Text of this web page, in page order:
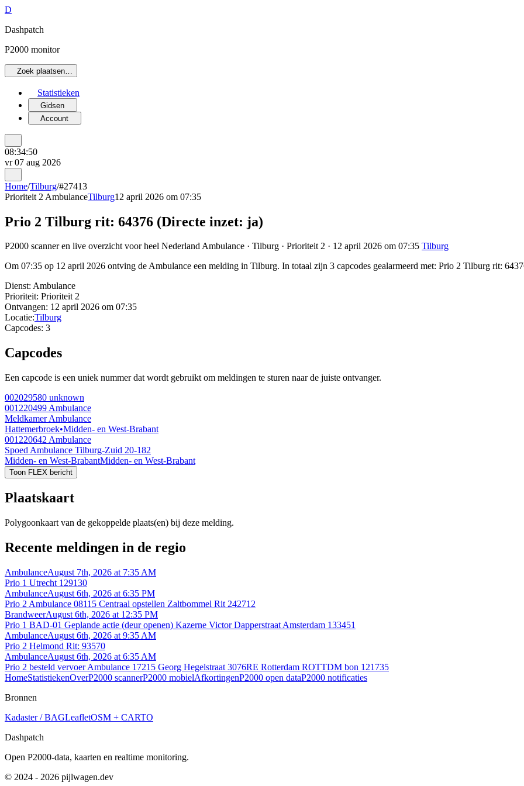
D
Dashpatch
P2000 monitor
Zoek plaatsen…
Statistieken
Gidsen
Account
08:34:50
vr 07 aug 2026
Home/Tilburg/#27413
Prioriteit 2 AmbulanceTilburg12 april 2026 om 07:35
Prio 2 Tilburg rit: 64376 (Directe inzet: ja)
P2000 scanner en live overzicht voor heel Nederland Ambulance · Tilburg · Prioriteit 2 · 12 april 2026 om 07:35 Tilburg
Om 07:35 op 12 april 2026 ontving de Ambulance een melding in Tilburg. In totaal zijn 3 capcodes gealarmeerd met: Prio 2 Tilburg rit:
Dienst: Ambulance
Prioriteit: Prioriteit 2
Ontvangen: 12 april 2026 om 07:35
Locatie:Tilburg
Capcodes: 3
Capcodes
Een capcode is een uniek nummer dat wordt gebruikt om meldingen te sturen naar de juiste ontvanger.
002029580 unknown
001220499 Ambulance
Meldkamer Ambulance
Hattemerbroek•Midden- en West-Brabant
001220642 Ambulance
Spoed Ambulance Tilburg-Zuid 20-182
Midden- en West-BrabantMidden- en West-Brabant
Toon FLEX bericht
Plaatskaart
Polygoonkaart van de gekoppelde plaats(en) bij deze melding.
Recente meldingen in de regio
AmbulanceAugust 7th, 2026 at 7:35 AM
Prio 1 Utrecht 129130
AmbulanceAugust 6th, 2026 at 6:35 PM
Prio 2 Ambulance 08115 Centraal opstellen Zaltbommel Rit 242712
BrandweerAugust 6th, 2026 at 12:35 PM
Prio 1 BAD-01 Geplande actie (deur openen) Kazerne Victor Dapperstraat Amsterdam 133451
AmbulanceAugust 6th, 2026 at 9:35 AM
Prio 2 Helmond Rit: 93570
AmbulanceAugust 6th, 2026 at 6:35 AM
Prio 2 besteld vervoer Ambulance 17215 Georg Hegelstraat 3076RE Rotterdam ROTTDM bon 121735
HomeStatistiekenOverP2000 scannerP2000 mobielAfkortingenP2000 open dataP2000 notificaties
Bronnen
Kadaster / BAGLeafletOSM + CARTO
Dashpatch
Open P2000-data, kaarten en realtime monitoring.
© 2024 - 2026 pijlwagen.dev